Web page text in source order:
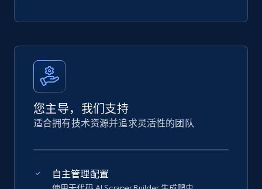
您主导，我们支持
适合拥有技术资源并追求灵活性的团队
自主管理配置